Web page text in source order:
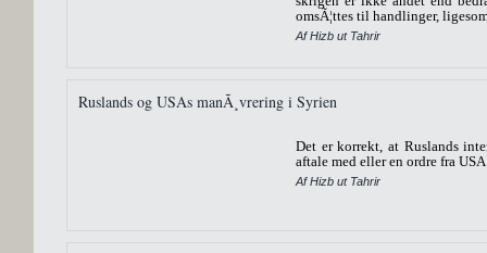
omsÃ¦ttes til handlinger,
Af Hizb ut Tahrir
Ruslands og USAs manÃ¸vrering i Syrien
Det er korrekt, at Ruslands
aftale med eller en ordre fra
Af Hizb ut Tahrir